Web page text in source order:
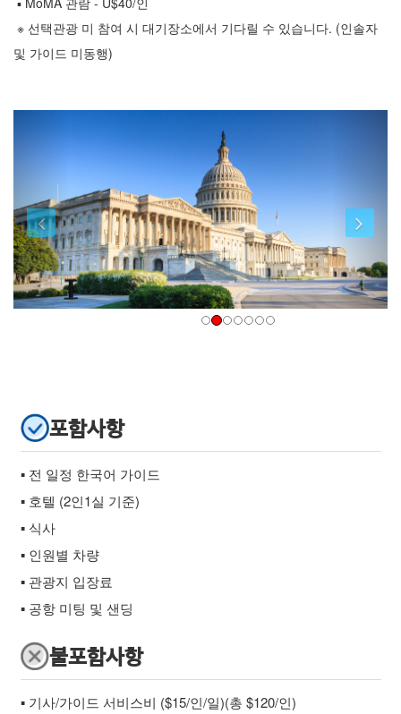
※ 선택관광 미 참여 시 대기장소에서 기다릴 수 있습니다. (인솔자
및 가이드 미동행)
포함사항
▪ 전 일정 한국어 가이드
▪ 호텔 (2인1실 기준)
▪ 식사
▪ 인원별 차량
▪ 관광지 입장료
▪ 공항 미팅 및 샌딩
불포함사항
▪ 기사/가이드 서비스비 ($15/인/일)(총 $120/인)